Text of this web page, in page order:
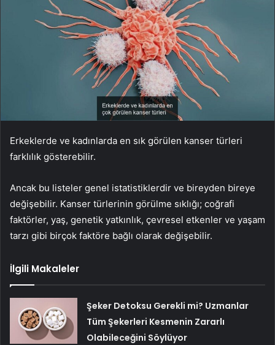
Erkeklerde ve kadınlarda en sık görülen kanser türleri
farklılık gösterebilir.
Ancak bu listeler genel istatistiklerdir ve bireyden bireye
değişebilir. Kanser türlerinin görülme sıklığı; coğrafi
faktörler, yaş, genetik yatkınlık, çevresel etkenler ve yaşam
tarzı gibi birçok faktöre bağlı olarak değişebilir.
İlgili Makaleler
Şeker Detoksu Gerekli mi? Uzmanlar
Tüm Şekerleri Kesmenin Zararlı
Olabileceğini Söylüyor